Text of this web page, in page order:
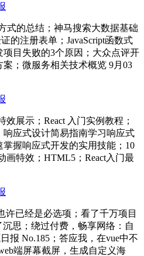
式的总结；神马搜索大数据基础
的注册表单；JavaScript函数式
目失败的3个原因；大众点评开
；微服务相关技术概览 9月03
效展示；React 入门实例教程；
响应式设计简易指南学习响应式
握响应式开发的实用技能；10
画特效；HTML5；React入门最
许已经是必选项；看了千万项目
沉思；绕过付费，畅享网络：自
报 No.185；答应我，在vue中不
端屏幕截屏，生成自定义海